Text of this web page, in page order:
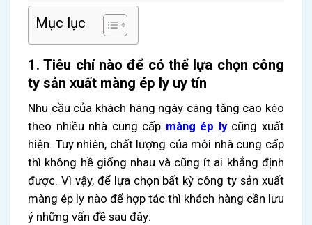
Mục lục
1. Tiêu chí nào để có thể lựa chọn công
ty sản xuất màng ép ly uy tín
Nhu cầu của khách hàng ngày càng tăng cao kéo
theo nhiều nhà cung cấp màng ép lycũng xuất
hiện. Tuy nhiên, chất lượng của mỗi nhà cung cấp
thì không hề giống nhau và cũng ít ai khẳng định
được. Vì vậy, để lựa chọn bất kỳ công ty sản xuất
màng ép ly nào để hợp tác thì khách hàng cần lưu
ý những vấn đề sau đây: